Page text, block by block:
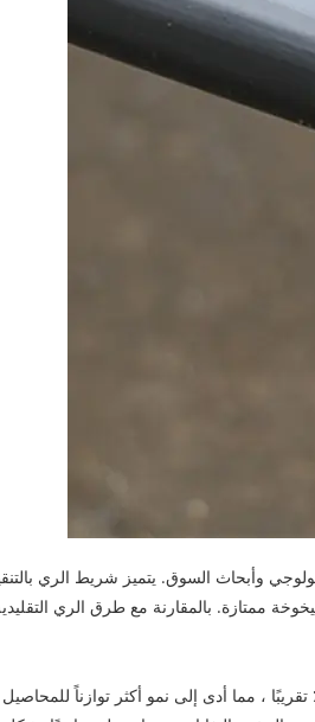
وأبحاث السوق. يتميز شريط الري
بالمقارنة مع طرق الري
بستاني ، كفاءتي السقي بنسبة 40 ٪ تقريبًا ، مما أدى إلى